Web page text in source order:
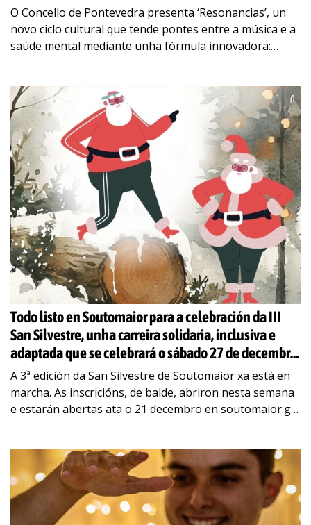
O Concello de Pontevedra presenta ‘Resonancias’, un
novo ciclo cultural que tende pontes entre a música e a
saúde mental mediante unha fórmula innovadora:
Todo listo en Soutomaior para a celebración da III
San Silvestre, unha carreira solidaria, inclusiva e
adaptada que se celebrará o sábado 27 de decembro
A 3ª edición da San Silvestre de Soutomaior xa está en
marcha. As inscricións, de balde, abriron nesta semana
e estarán abertas ata o 21 decembro en soutomaior.gal